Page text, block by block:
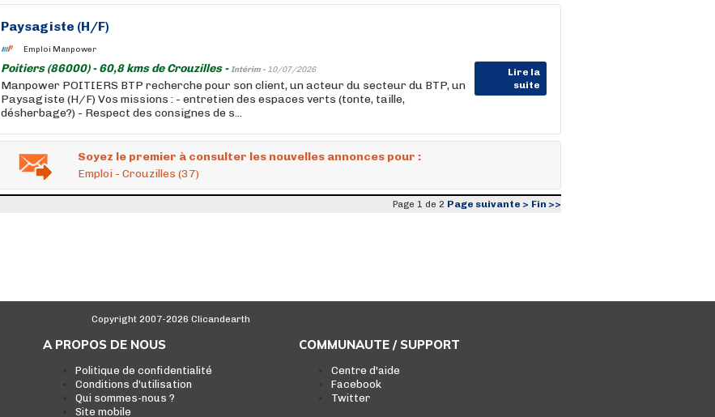
Paysagiste (H/F)
Emploi Manpower
Poitiers (86000) - 60,8 kms de Crouzilles -Intérim - 10/07/2026
Lire la
suite
Manpower POITIERS BTP recherche pour son client, un acteur du secteur du BTP, un
Paysagiste (H/F) Vos missions : - entretien des espaces verts (tonte, taille,
désherbage?) - Respect des consignes de s...
Soyez le premier à consulter les nouvelles annonces pour :
Emploi - Crouzilles (37)
Page 1 de 2 Page suivante > Fin >>
Copyright 2007-2026 Clicandearth
A PROPOS DE NOUS
Politique de confidentialité
Conditions d'utilisation
Qui sommes-nous ?
Site mobile
COMMUNAUTE / SUPPORT
Centre d'aide
Facebook
Twitter